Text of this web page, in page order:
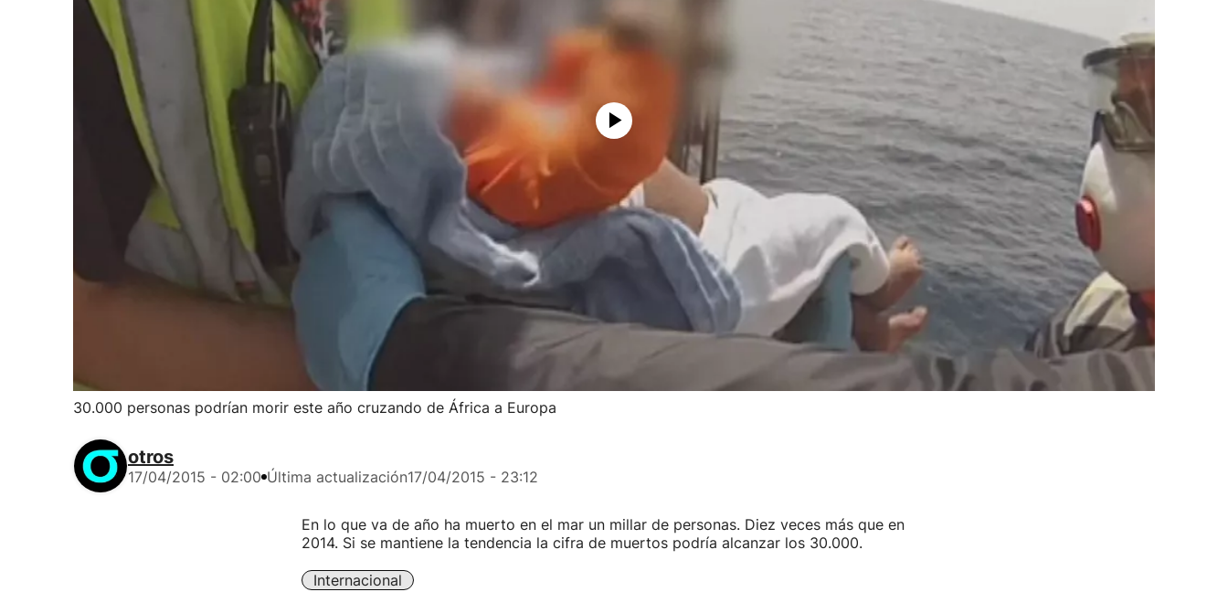
30.000 personas podrían morir este año cruzando de África a Europa
otros
17/04/2015 - 02:00 Última actualización17/04/2015 - 23:12
En lo que va de año ha muerto en el mar un millar de personas. Diez veces más que en
2014. Si se mantiene la tendencia la cifra de muertos podría alcanzar los 30.000.
Internacional